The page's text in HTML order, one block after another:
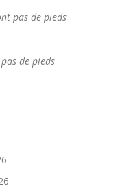
pas de pieds
de pieds